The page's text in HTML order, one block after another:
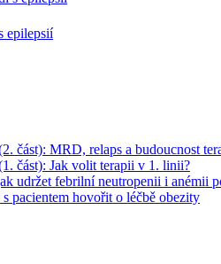
epilepsií
část): MRD, relaps a budoucnost
část): Jak volit terapii v 1. linii?
udržet febrilní neutropenii i anémii
pacientem hovořit o léčbě obezity